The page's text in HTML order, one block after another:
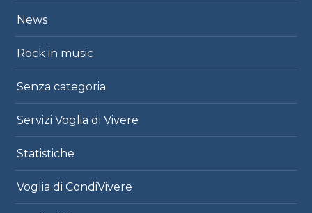
News
Rock in music
Senza categoria
Servizi Voglia di Vivere
Statistiche
Voglia di CondiVivere